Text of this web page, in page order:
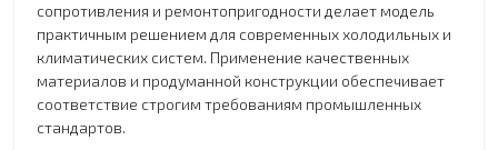
сопротивления и ремонтопригодности делает модель
практичным решением для современных холодильных и
климатических систем. Применение качественных
материалов и продуманной конструкции обеспечивает
соответствие строгим требованиям промышленных
стандартов.